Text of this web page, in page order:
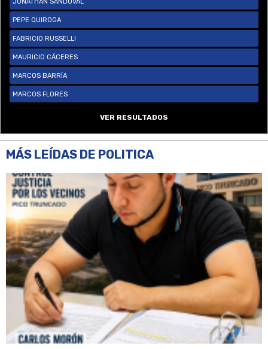
PEPE QUIROGA
FABRICIO RUSSELLI
MAURICIO CÁCERES
MARCOS BARRÍA
MARCOS FLORES
VER RESULTADOS
MÁS LEÍDAS DE POLITICA